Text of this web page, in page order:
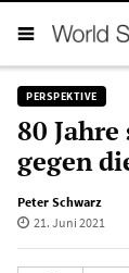
PERSPEKTIVE
80
gegen
Peter Schwarz
21. Juni 2021